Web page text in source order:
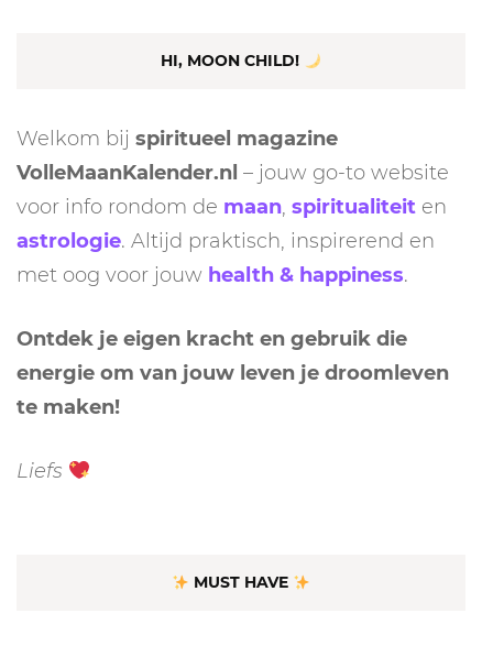
HI, MOON CHILD!
Welkom bij spiritueel magazine
VolleMaanKalender.nl – jouw go-to website
voor info rondom de maan, spiritualiteit en
astrologie. Altijd praktisch, inspirerend en
met oog voor jouw health & happiness.
Ontdek je eigen kracht en gebruik die
energie om van jouw leven je droomleven
te maken!
Liefs
MUST HAVE